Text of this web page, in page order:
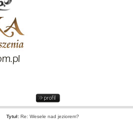
Tytuł: Re: Wesele nad jeziorem?